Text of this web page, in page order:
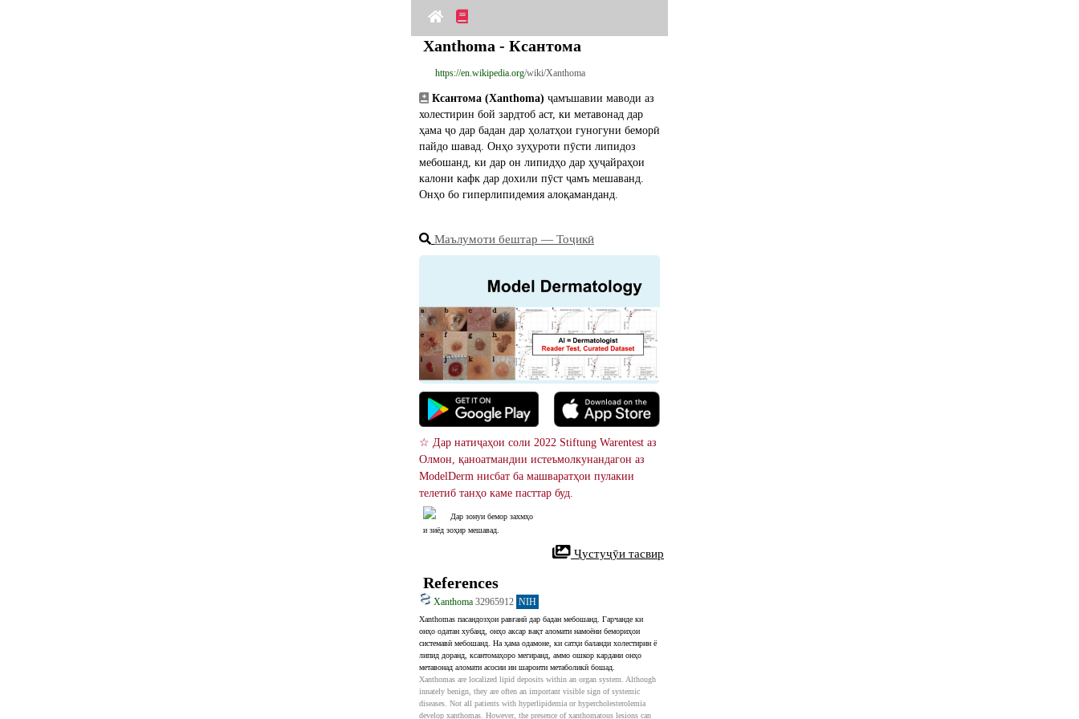
Xanthoma - Ксантома
https://en.wikipedia.org/wiki/Xanthoma
Ксантома (Xanthoma) ҷамъшавии маводи аз
холестирин бой зардтоб аст, ки метавонад дар
ҳама ҷо дар бадан дар ҳолатҳои гуногуни беморӣ
пайдо шавад. Онҳо зуҳуроти пӯсти липидоз
мебошанд, ки дар он липидҳо дар ҳуҷайраҳои
калони кафк дар дохили пӯст ҷамъ мешаванд.
Онҳо бо гиперлипидемия алоқаманданд.
Маълумоти бештар ― Тоҷикӣ
☆ Дар натиҷаҳои соли 2022 Stiftung Warentest аз
Олмон, қаноатмандии истеъмолкунандагон аз
ModelDerm нисбат ба машваратҳои пулакии
телетиб танҳо каме пасттар буд.
Дар зонуи бемор захмҳо
и зиёд зоҳир мешавад.
Ҷустуҷӯи тасвир
References
Xanthoma 32965912 NIH
Xanthomas пасандозҳои равғанӣ дар бадан мебошанд. Гарчанде ки
онҳо одатан хубанд, онҳо аксар вақт аломати намоёни бемориҳои
системавӣ мебошанд. На ҳама одамоне, ки сатҳи баланди холестирин ё
липид доранд, ксантомаҳоро мегиранд, аммо ошкор кардани онҳо
метавонад аломати асосии ин шароити метаболикӣ бошад.
Xanthomas are localized lipid deposits within an organ system. Although
innately benign, they are often an important visible sign of systemic
diseases. Not all patients with hyperlipidemia or hypercholesterolemia
develop xanthomas. However, the presence of xanthomatous lesions can